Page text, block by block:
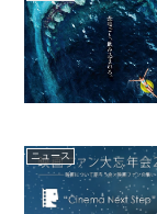
ニュース